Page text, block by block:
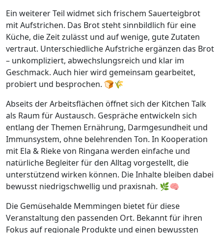
Ein weiterer Teil widmet sich frischem Sauerteigbrot
mit Aufstrichen. Das Brot steht sinnbildlich für eine
Küche, die Zeit zulässt und auf wenige, gute Zutaten
vertraut. Unterschiedliche Aufstriche ergänzen das Brot
– unkompliziert, abwechslungsreich und klar im
Geschmack. Auch hier wird gemeinsam gearbeitet,
probiert und besprochen. 🍞🌾
Abseits der Arbeitsflächen öffnet sich der Kitchen Talk
als Raum für Austausch. Gespräche entwickeln sich
entlang der Themen Ernährung, Darmgesundheit und
Immunsystem, ohne belehrenden Ton. In Kooperation
mit Ela & Rieke von Ringana werden einfache und
natürliche Begleiter für den Alltag vorgestellt, die
unterstützend wirken können. Die Inhalte bleiben dabei
bewusst niedrigschwellig und praxisnah. 🌿🧠
Die Gemüsehalde Memmingen bietet für diese
Veranstaltung den passenden Ort. Bekannt für ihren
Fokus auf regionale Produkte und einen bewussten